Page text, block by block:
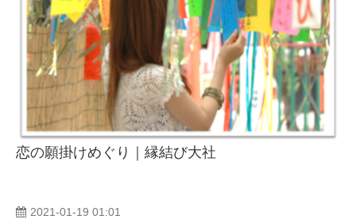
恋の願掛けめぐり｜縁結び大社
2021-01-19 01:01